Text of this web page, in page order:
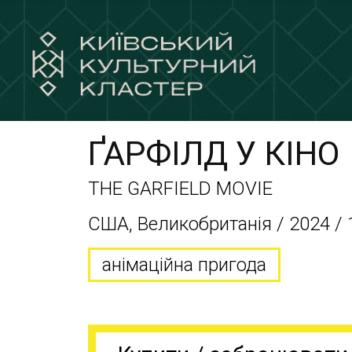
ҐАРФІЛД У КІНО
THE GARFIELD MOVIE
США, Великобританія / 2024 /
анімаційна пригода